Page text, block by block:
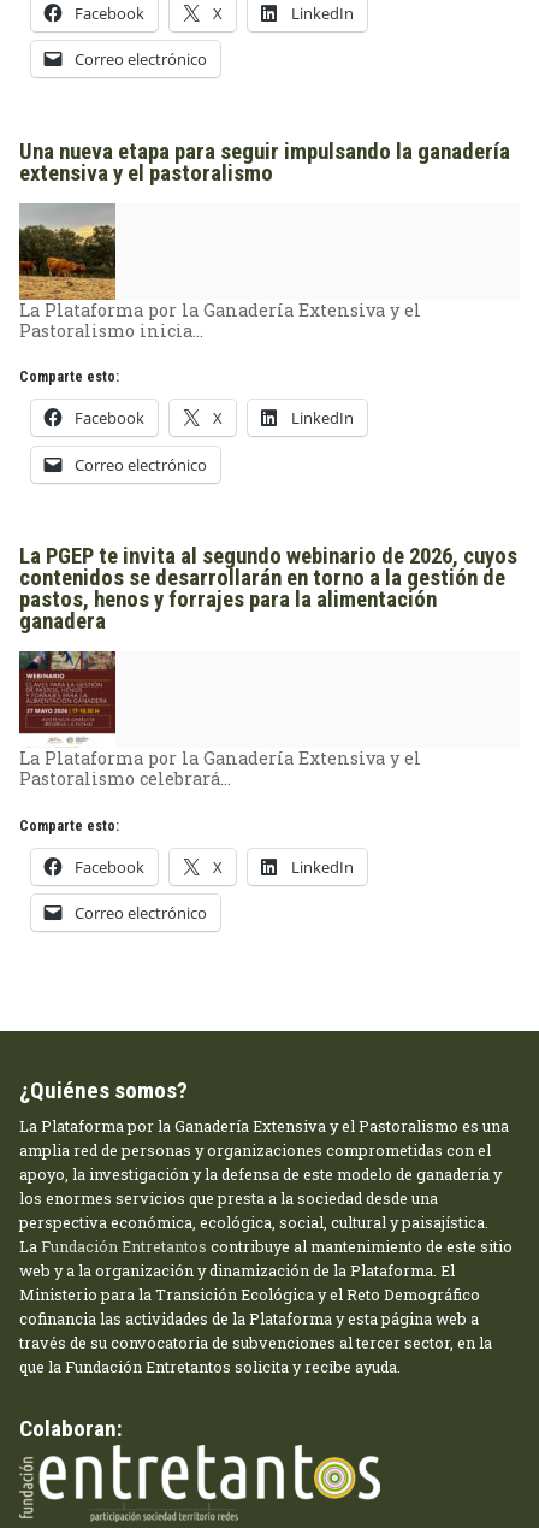
Facebook X LinkedIn
Correo electrónico
Una nueva etapa para seguir impulsando la ganadería
extensiva y el pastoralismo
La Plataforma por la Ganadería Extensiva y el
Pastoralismo inicia…
Comparte esto:
Facebook X LinkedIn
Correo electrónico
La PGEP te invita al segundo webinario de 2026, cuyos
contenidos se desarrollarán en torno a la gestión de
pastos, henos y forrajes para la alimentación
ganadera
La Plataforma por la Ganadería Extensiva y el
Pastoralismo celebrará…
Comparte esto:
Facebook X LinkedIn
Correo electrónico
¿Quiénes somos?
La Plataforma por la Ganadería Extensiva y el Pastoralismo es una
amplia red de personas y organizaciones comprometidas con el
apoyo, la investigación y la defensa de este modelo de ganadería y
los enormes servicios que presta a la sociedad desde una
perspectiva económica, ecológica, social, cultural y paisajística.
LaFundación Entretantos contribuye al mantenimiento de este sitio
web y a la organización y dinamización de la Plataforma. El
Ministerio para la Transición Ecológica y el Reto Demográfico
cofinancia las actividades de la Plataforma y esta página web a
través de su convocatoria de subvenciones al tercer sector, en la
que la Fundación Entretantos solicita y recibe ayuda.
Colaboran: